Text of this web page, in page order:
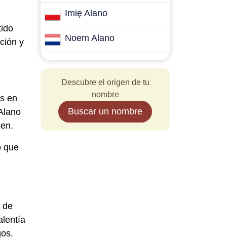
y
en
que
de
Imię Alano
Noem Alano
Descubre el origen de tu
nombre
Buscar un nombre